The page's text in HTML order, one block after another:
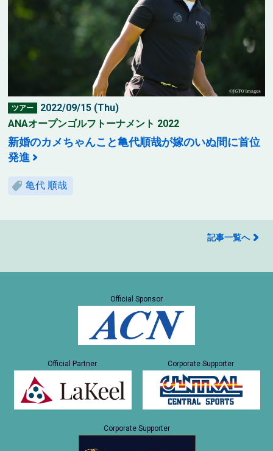
ツアー
2022/09/15 (Thu)
ANAオープンゴルフトーナメント 2022
新婚のカメちゃんこと亀代順哉が嫁のいぬ間に首位
発進
亀代 順哉
記事一覧へ
Official Sponsor
Official Partner Corporate Supporter
Corporate Supporter